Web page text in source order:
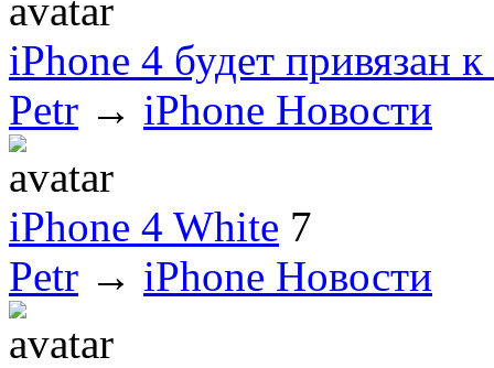
iPhone 4 будет привязан
Petr → iPhone Новости
iPhone 4 White 7
Petr → iPhone Новости